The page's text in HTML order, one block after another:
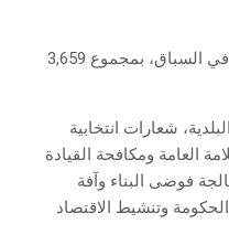
وحلت ماكسويل آنذاك خلف بيضون في السباق، بمجموع 3,659
شعارات انتخابية
العامة ومكافحة القيادة
فوضى البناء وآفة
وتنشيط الاقتصاد